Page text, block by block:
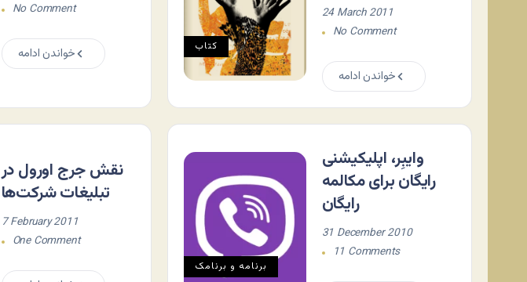
No Comment
خواندن ادامه کتاب
24 March 2011
No Comment
خواندن ادامه
نقش جرج اورول در
تبلیغات شرکت‌ها
7 February 2011
One Comment
برنامه و برنامک
وایبِر، اپلیکیشنی
رایگان برای مکالمه
رایگان
31 December 2010
11 Comments